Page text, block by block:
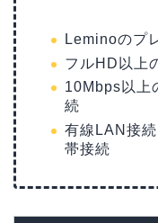
Leminoのプ
フルHD以上
10Mbps以上
続
有線LAN接
帯接続